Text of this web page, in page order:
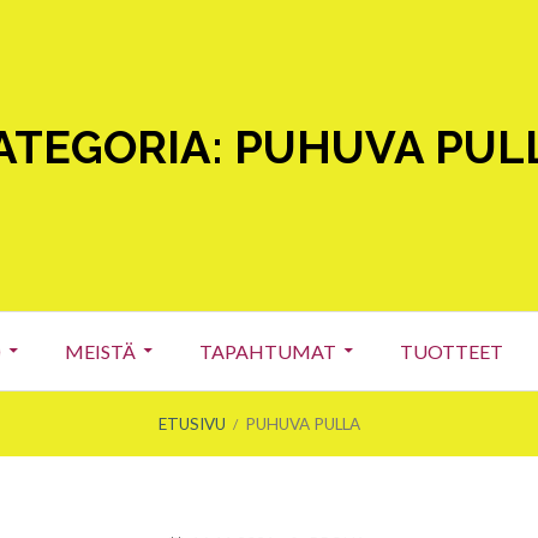
PUHUVA
MEISTÄ TAPAHTUMAT TUOTTEET
ETUSIVU PUHUVA PULLA